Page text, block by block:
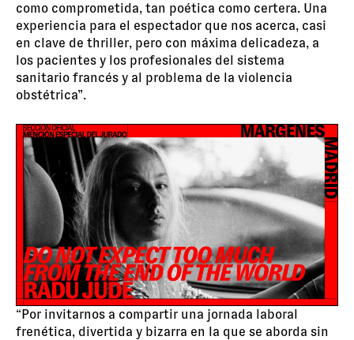
como comprometida, tan poética como certera. Una
experiencia para el espectador que nos acerca, casi
en clave de thriller, pero con máxima delicadeza, a
los pacientes y los profesionales del sistema
sanitario francés y al problema de la violencia
obstétrica”.
“Por invitarnos a compartir una jornada laboral
frenética, divertida y bizarra en la que se aborda sin